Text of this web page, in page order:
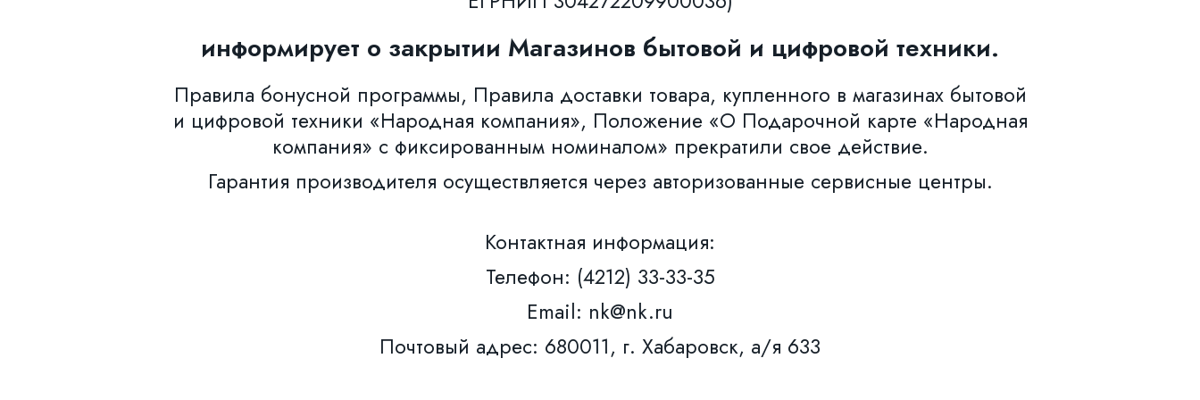
информирует о закрытии Магазинов бытовой и цифровой техники.
Правила бонусной программы, Правила доставки товара, купленного в магазинах бытовой
и цифровой техники «Народная компания», Положение «О Подарочной карте «Народная
компания» с фиксированным номиналом» прекратили свое действие.
Гарантия производителя осуществляется через авторизованные сервисные центры.
Контактная информация:
Телефон: (4212) 33-33-35
Email: nk@nk.ru
Почтовый адрес: 680011, г. Хабаровск, а/я 633